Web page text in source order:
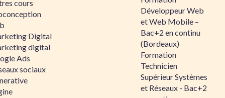
cours
Digital
digital
Ads
sociaux
Développeur Web
et Web Mobile –
Bac+2 en continu
(Bordeaux)
Formation
Technicien
Supérieur Systèmes
et Réseaux - Bac+2